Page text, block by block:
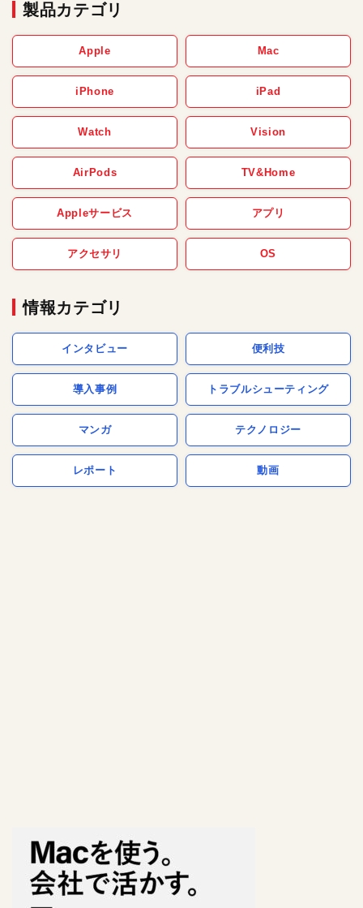
製品カテゴリ
Apple Mac
iPhone iPad
Watch Vision
AirPods TV&Home
Appleサービス アプリ
アクセサリ OS
情報カテゴリ
インタビュー 便利技
導入事例 トラブルシューティング
マンガ テクノロジー
レポート 動画